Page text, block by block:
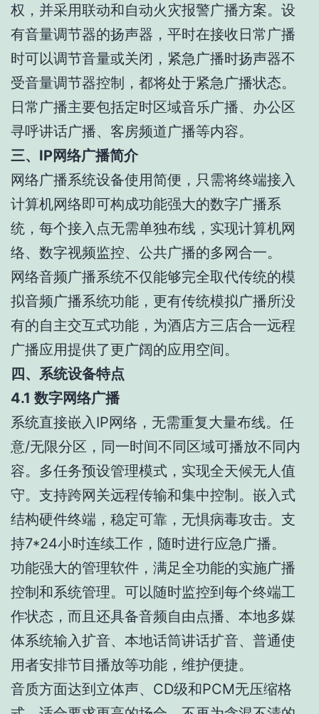
权，并采用联动和自动火灾报警广播方案。设
有音量调节器的扬声器，平时在接收日常广播
时可以调节音量或关闭，紧急广播时扬声器不
受音量调节器控制，都将处于紧急广播状态。
日常广播主要包括定时区域音乐广播、办公区
寻呼讲话广播、客房频道广播等内容。
三、IP网络广播简介
网络广播系统设备使用简便，只需将终端接入
计算机网络即可构成功能强大的数字广播系
统，每个接入点无需单独布线，实现计算机网
络、数字视频监控、公共广播的多网合一。
网络音频广播系统不仅能够完全取代传统的模
拟音频广播系统功能，更有传统模拟广播所没
有的自主交互式功能，为酒店方三店合一远程
广播应用提供了更广阔的应用空间。
四、系统设备特点
4.1 数字网络广播
系统直接嵌入IP网络，无需重复大量布线。任
意/无限分区，同一时间不同区域可播放不同内
容。多任务预设管理模式，实现全天候无人值
守。支持跨网关远程传输和集中控制。嵌入式
结构硬件终端，稳定可靠，无惧病毒攻击。支
持7*24小时连续工作，随时进行应急广播。
功能强大的管理软件，满足全功能的实施广播
控制和系统管理。可以随时监控到每个终端工
作状态，而且还具备音频自由点播、本地多媒
体系统输入扩音、本地话筒讲话扩音、普通使
用者安排节目播放等功能，维护便捷。
音质方面达到立体声、CD级和PCM无压缩格